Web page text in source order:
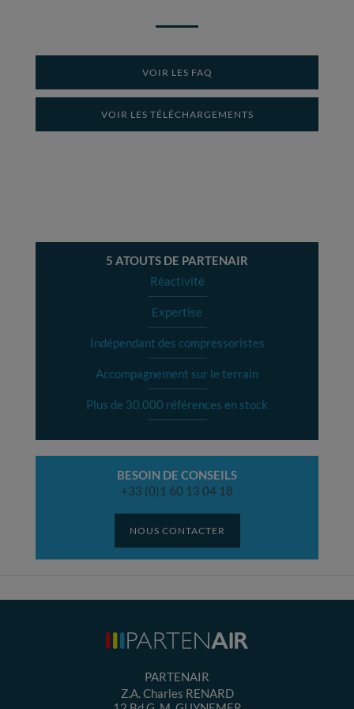
VOIR LES FAQ
VOIR LES TÉLÉCHARGEMENTS
5 ATOUTS DE PARTENAIR
Réactivité
Expertise
Indépendant des compressoristes
Accompagnement sur le terrain
Plus de 30.000 références en stock
BESOIN DE CONSEILS
+33 (0)1 60 13 04 18
NOUS CONTACTER
PARTENAIR
Z.A. Charles RENARD